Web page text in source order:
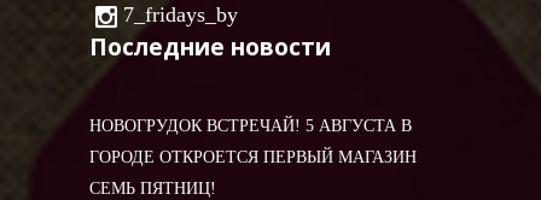
7_fridays_by
Последние новости
НОВОГРУДОК ВСТРЕЧАЙ! 5 АВГУСТА В
ГОРОДЕ ОТКРОЕТСЯ ПЕРВЫЙ МАГАЗИН
СЕМЬ ПЯТНИЦ!